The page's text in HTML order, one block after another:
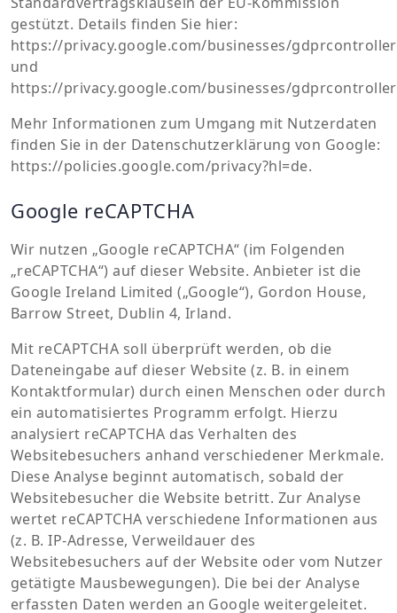
gestützt. Details finden Sie hier:
https://privacy.google.com/businesses/
und
https://privacy.google.com/businesses/
Mehr Informationen zum Umgang mit Nutzerdaten
finden Sie in der Datenschutzerklärung von Google:
https://policies.google.com/privacy?hl=de.
Google reCAPTCHA
Wir nutzen „Google reCAPTCHA“ (im Folgenden
„reCAPTCHA“) auf dieser Website. Anbieter ist die
Google Ireland Limited („Google“), Gordon House,
Barrow Street, Dublin 4, Irland.
Mit reCAPTCHA soll überprüft werden, ob die
Dateneingabe auf dieser Website (z. B. in einem
Kontaktformular) durch einen Menschen oder durch
ein automatisiertes Programm erfolgt. Hierzu
analysiert reCAPTCHA das Verhalten des
Websitebesuchers anhand verschiedener Merkmale.
Diese Analyse beginnt automatisch, sobald der
Websitebesucher die Website betritt. Zur Analyse
wertet reCAPTCHA verschiedene Informationen aus
(z. B. IP-Adresse, Verweildauer des
Websitebesuchers auf der Website oder vom Nutzer
getätigte Mausbewegungen). Die bei der Analyse
erfassten Daten werden an Google weitergeleitet.